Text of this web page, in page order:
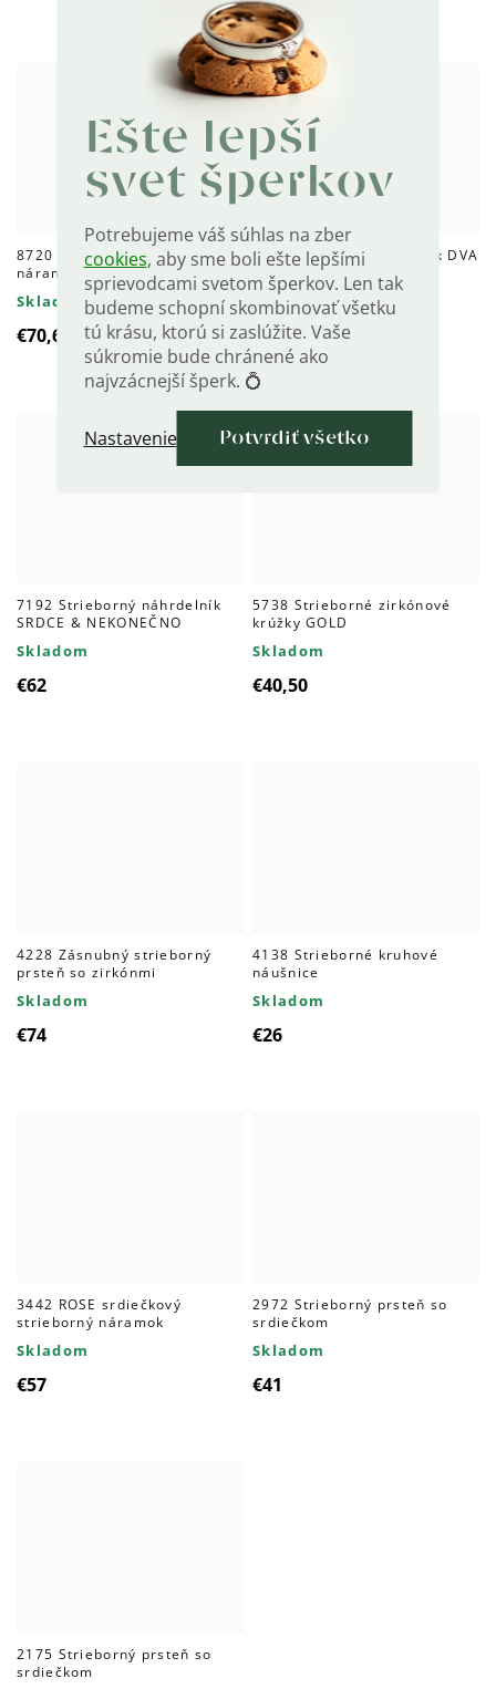
Ešte lepší
svet šperkov
Potrebujeme váš súhlas na zber
cookies, aby sme boli ešte lepšími
sprievodcami svetom šperkov. Len tak
budeme schopní skombinovať všetku
tú krásu, ktorú si zaslúžite. Vaše
súkromie bude chránené ako
najvzácnejší šperk. 💍
Nastavenie Potvrdiť všetko
8720 Strieborný perlový
náramok GOLD
Skladom
€70,60
8718 Strieborný náramok DVA
PRAMENE GOLD
Skladom
€79
7192 Strieborný náhrdelník
SRDCE & NEKONEČNO
Skladom
€62
5738 Strieborné zirkónové
krúžky GOLD
Skladom
€40,50
4228 Zásnubný strieborný
prsteň so zirkónmi
Skladom
€74
4138 Strieborné kruhové
náušnice
Skladom
€26
3442 ROSE srdiečkový
strieborný náramok
Skladom
€57
2972 Strieborný prsteň so
srdiečkom
Skladom
€41
2175 Strieborný prsteň so
srdiečkom